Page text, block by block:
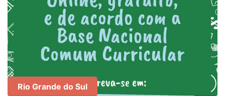
Rio Grande do Sul